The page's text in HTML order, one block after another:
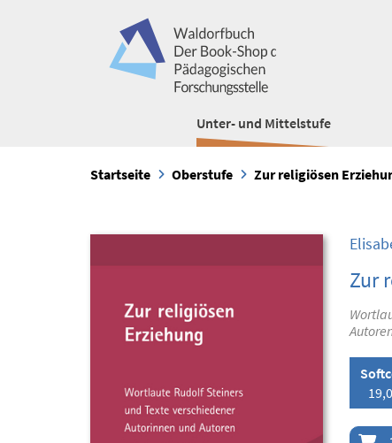
Unter- und Mittelstufe
Startseite Oberstufe Zur religiösen
Zur